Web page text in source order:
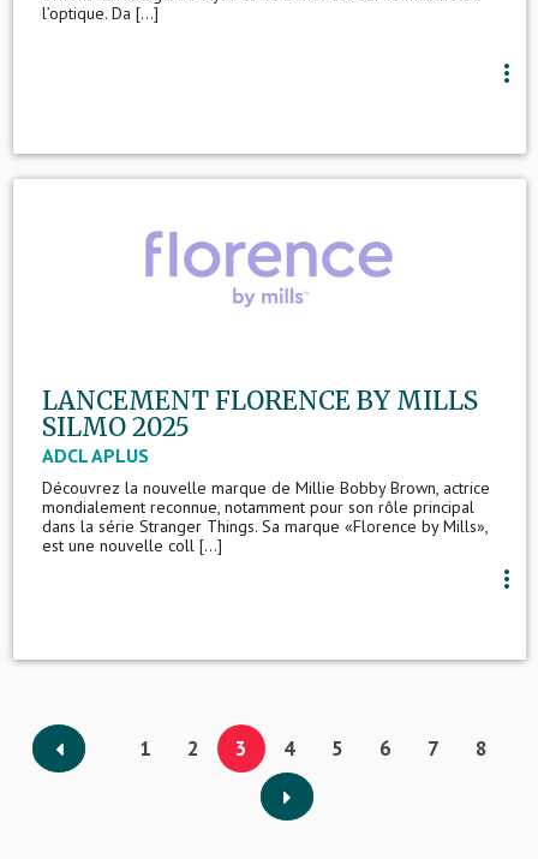
l’optique. Da [...]
more_vert
LANCEMENT FLORENCE BY MILLS
SILMO 2025
ADCL APLUS
Découvrez la nouvelle marque de Millie Bobby Brown, actrice
mondialement reconnue, notamment pour son rôle principal
dans la série Stranger Things. Sa marque «Florence by Mills»,
est une nouvelle coll [...]
more_vert
1 2 3 4 5 6 7 8